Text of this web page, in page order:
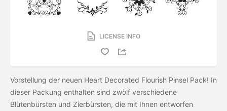
LICENSE INFO
Vorstellung der neuen Heart Decorated Flourish Pinsel Pack! In
dieser Packung enthalten sind zwölf verschiedene
Blütenbürsten und Zierbürsten, die mit Ihnen entworfen